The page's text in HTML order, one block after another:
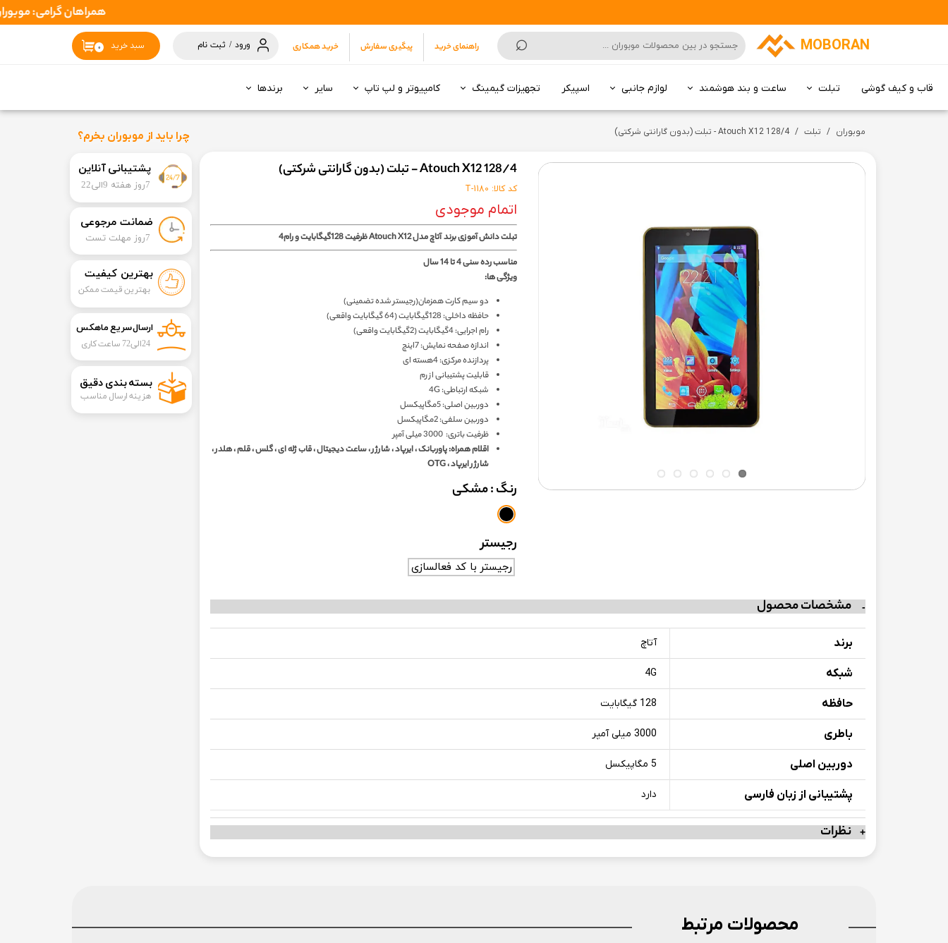
MOBORAN
قاب و کیف گوشی تبلت ساعت و بند هوشمند لوازم جانبی اسپیکر تجهیزات گیمینگ کامپیوتر و لپ تاپ سایر برندها
⌕ ۰ سبد خرید راهنمای خرید پیگیری سفارش خرید همکاری ورود / ثبت نام
همراهان گرامی: موبوران سفارشات شما را در اسرع وقت ( 1 تا 2 روز
موبوران تبلت Atouch X12 128/4 - تبلت (بدون گارانتی شرکتی)
Atouch X12 128/4 - تبلت (بدون گارانتی شرکتی)
کد کالا: T-1180
اتمام موجودی
تبلت دانش آموزی برند آتاچ مدل Atouch X12 ظرفیت 128گیگابایت و رام4
مناسب رده سنی 4 تا 14 سال
ویژگی ها:
دو سیم کارت همزمان(رجیستر شده تضمینی)
حافظه داخلی: 128گیگابایت (64 گیگابایت واقعی)
رام اجرایی: 4گیگابایت (2گیگابایت واقعی)
اندازه صفحه نمایش: 7اینچ
پردازنده مرکزی: 4هسته ای
قابلیت پشتیبانی از رم
شبکه ارتباطی: 4G
دوربین اصلی: 5مگاپیکسل
دوربین سلفی: 2مگاپیکسل
ظرفیت باتری: 3000 میلی آمپر
اقلام همراه: پاوربانک ، ایرپاد ، شارژر ، ساعت دیجیتال ، قاب ژله اى ، گلس ، قلم ، هلدر ،
شارژر ایرپاد ، OTG
رنگ: مشکی
رجیستر
رجیستر با کد فعالسازی
مشخصات محصول
برند آتاچ
شبکه 4G
حافظه 128 گیگابایت
باطری 3000 میلی آمپر
دوربین اصلی 5 مگاپیکسل
پشتیبانی از زبان فارسی دارد
نظرات
​​پشتیبانی آنلاین
7روز هفته 9الی22
چرا باید از موبوران بخرم؟
​ضمانت مرجوعی
​7روز مهلت تست
بهترین کیفیت
بهترین قیمت ممکن
ارسال سریع ماهکس
24الی72 ساعت کاری
​بسته بندی دقیق​​​​​​​
هزینه ارسال مناسب
محصولات مرتبط